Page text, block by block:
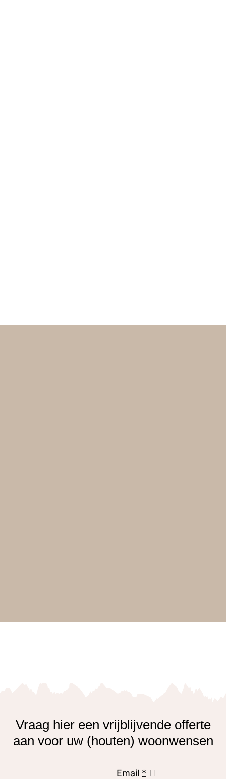
Vraag hier een vrijblijvende offerte
aan voor uw (houten) woonwensen
Email *